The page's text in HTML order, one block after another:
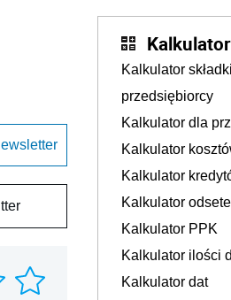
Kalkulator
przedsiębiorcy
Kalkulator dla
Kalkulator
Kalkulator
Kalkulator
Kalkulator PPK
Kalkulator ilości
Kalkulator dat